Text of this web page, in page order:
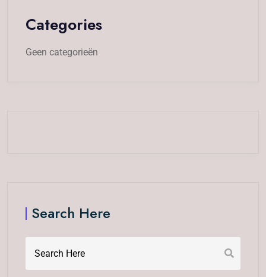
Categories
Geen categorieën
Search Here